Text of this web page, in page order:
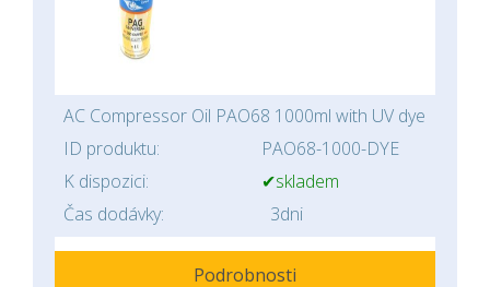
AC Compressor Oil PAO68 1000ml with UV dye
ID produktu:
PAO68-1000-DYE
K dispozici:
✔skladem
Čas dodávky:
3dni
Podrobnosti